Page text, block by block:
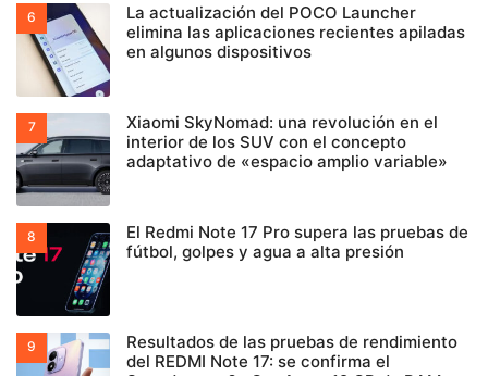
La actualización del POCO Launcher
elimina las aplicaciones recientes apiladas
en algunos dispositivos
Xiaomi SkyNomad: una revolución en el
interior de los SUV con el concepto
adaptativo de «espacio amplio variable»
El Redmi Note 17 Pro supera las pruebas de
fútbol, golpes y agua a alta presión
Resultados de las pruebas de rendimiento
del REDMI Note 17: se confirma el